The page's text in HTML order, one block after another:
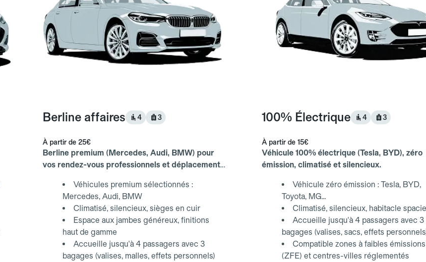
Berline affaires 4 3
À partir de 25€
Berline premium (Mercedes, Audi, BMW) pour
vos rendez-vous professionnels et déplacements
Véhicules premium sélectionnés :
Mercedes, Audi, BMW
Climatisé, silencieux, sièges en cuir
Espace aux jambes généreux, finitions
haut de gamme
Accueille jusqu'à 4 passagers avec 3
bagages (valises, malles, effets personnels)
100% Électrique 4 3
À partir de 15€
Véhicule 100% électrique (Tesla, BYD), zéro
émission, climatisé et silencieux.
Véhicule zéro émission : Tesla, BYD,
Toyota, MG...
Climatisé, silencieux, habitacle
Accueille jusqu'à 4 passagers avec 3
bagages (valises, sacs, effets
Compatible zones à faibles émissions
(ZFE) et centres-villes réglementés